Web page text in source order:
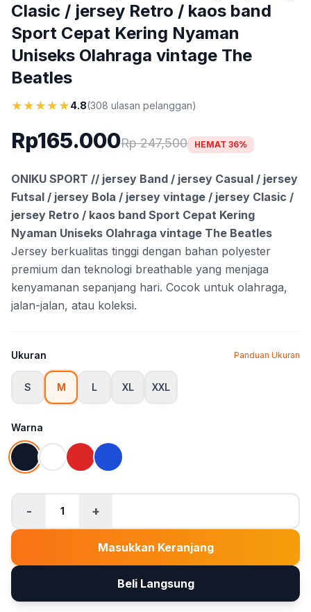
Clasic / jersey Retro / kaos band
Sport Cepat Kering Nyaman
Uniseks Olahraga vintage The
Beatles
★ ★ ★ ★ ★4.8(308 ulasan pelanggan)
Rp165.000Rp 247,500 HEMAT 36%
ONIKU SPORT // jersey Band / jersey Casual / jersey
Futsal / jersey Bola / jersey vintage / jersey Clasic /
jersey Retro / kaos band Sport Cepat Kering
Nyaman Uniseks Olahraga vintage The Beatles
Jersey berkualitas tinggi dengan bahan polyester
premium dan teknologi breathable yang menjaga
kenyamanan sepanjang hari. Cocok untuk olahraga,
jalan-jalan, atau koleksi.
Ukuran Panduan Ukuran
S M L XL XXL
Warna
- 1 +
Masukkan Keranjang
Beli Langsung